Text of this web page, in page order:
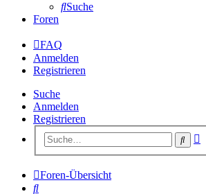
Suche
Foren
FAQ
Anmelden
Registrieren
Suche
Anmelden
Registrieren
Suche
Foren-Übersicht
Suche